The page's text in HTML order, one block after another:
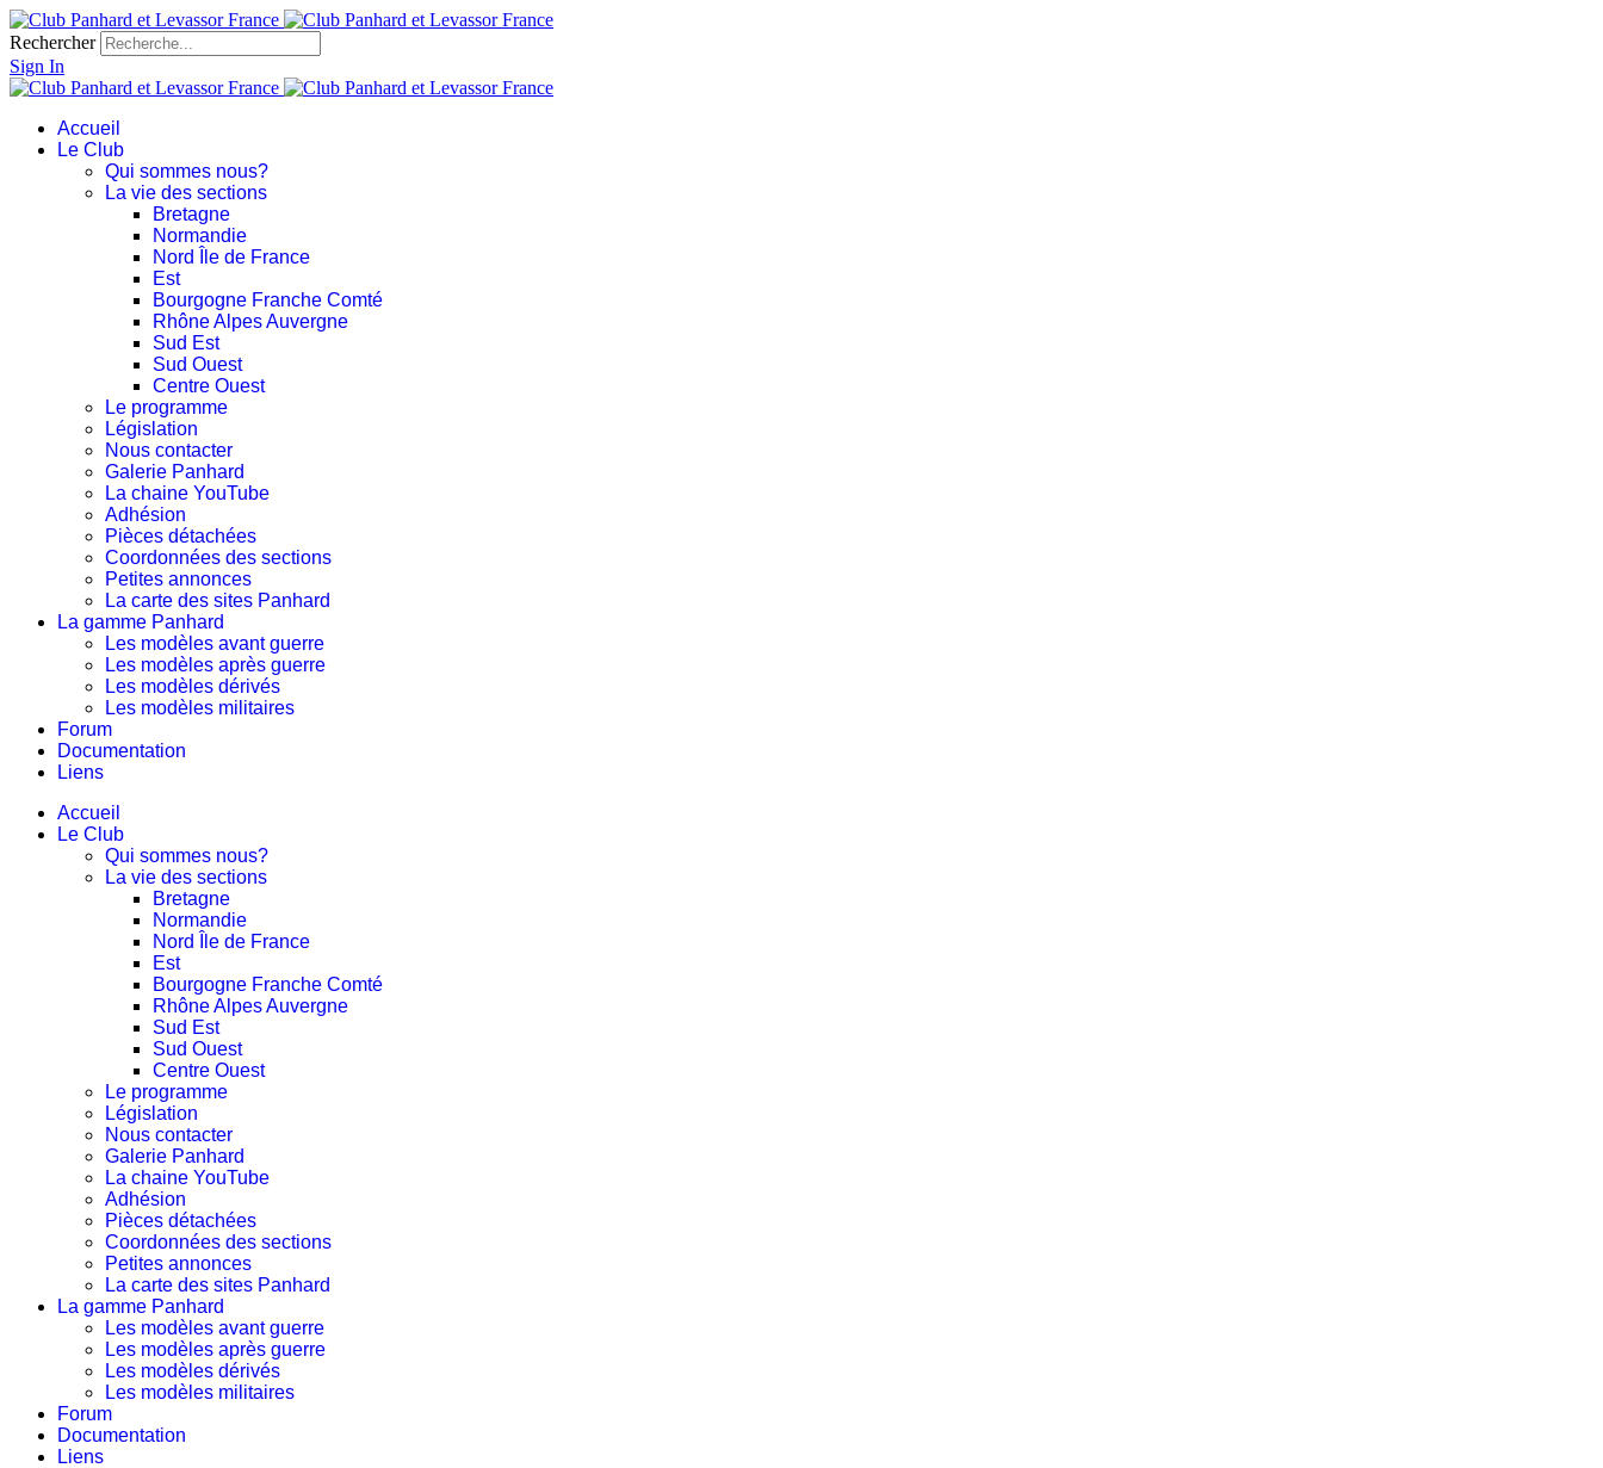
Rechercher
Sign In
Accueil
Le Club
Qui sommes nous?
La vie des sections
Bretagne
Normandie
Nord Île de France
Est
Bourgogne Franche Comté
Rhône Alpes Auvergne
Sud Est
Sud Ouest
Centre Ouest
Le programme
Législation
Nous contacter
Galerie Panhard
La chaine YouTube
Adhésion
Pièces détachées
Coordonnées des sections
Petites annonces
La carte des sites Panhard
La gamme Panhard
Les modèles avant guerre
Les modèles après guerre
Les modèles dérivés
Les modèles militaires
Forum
Documentation
Liens
Accueil
Le Club
Qui sommes nous?
La vie des sections
Bretagne
Normandie
Nord Île de France
Est
Bourgogne Franche Comté
Rhône Alpes Auvergne
Sud Est
Sud Ouest
Centre Ouest
Le programme
Législation
Nous contacter
Galerie Panhard
La chaine YouTube
Adhésion
Pièces détachées
Coordonnées des sections
Petites annonces
La carte des sites Panhard
La gamme Panhard
Les modèles avant guerre
Les modèles après guerre
Les modèles dérivés
Les modèles militaires
Forum
Documentation
Liens